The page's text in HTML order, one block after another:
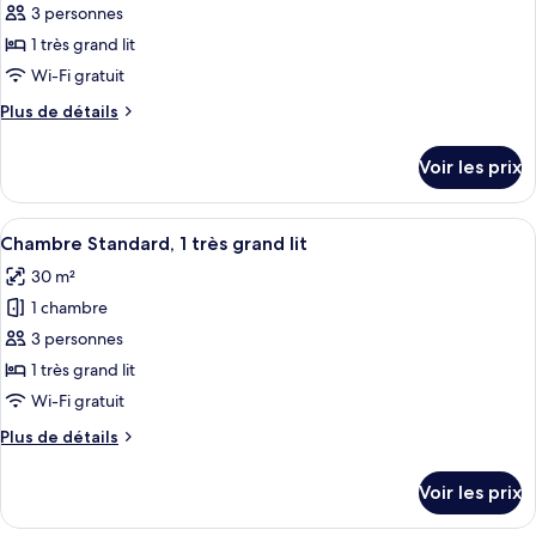
grand
lit
ce
type
de
chambre :
Suite,
vue
marina
3 personnes
1 très grand lit
Wi-Fi gratuit
Plus de détails
Plus
le
type
de
Suite,
vue
marina
Voir les prix
Afficher
toutes
les
photos
pour
ce
type
chambre :
Une chambre d’hôtel avec un
5
Chambre Standard, 1 très grand lit
30 m²
1 chambre
3 personnes
1 très grand lit
Wi-Fi gratuit
Plus de détails
Plus
le
Voir les prix